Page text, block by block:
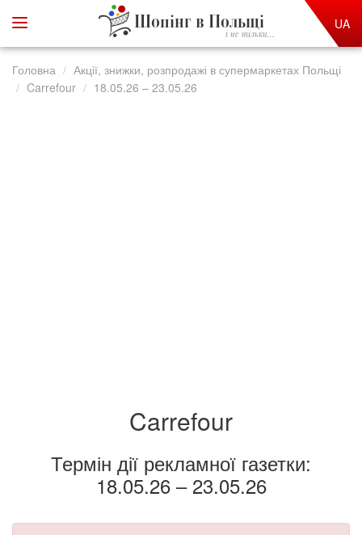
Шопінг в Польщі
і не тільки...
UA
Головна
Акції, знижки, розпродажі в супермаркетах Польщі
Carrefour
18.05.26 – 23.05.26
Carrefour
Термін дії рекламної газетки:
18.05.26 – 23.05.26